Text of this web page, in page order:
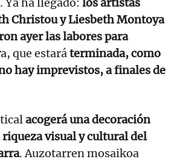
Ya ha llegado: los artistas
Christou y Liesbeth Montoya
ayer las labores para
a, que estaráterminada, como
hay imprevistos, a finales de
acogerá una decoración
visual y cultural del
. Auzotarren mosaikoa